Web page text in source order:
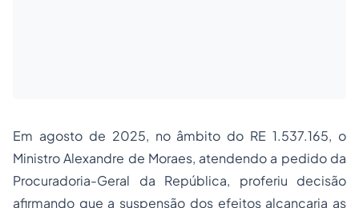
Em agosto de 2025, no âmbito do RE 1.537.165, o
Ministro Alexandre de Moraes, atendendo a pedido da
Procuradoria-Geral da República, proferiu decisão
afirmando que a suspensão dos efeitos alcançaria as